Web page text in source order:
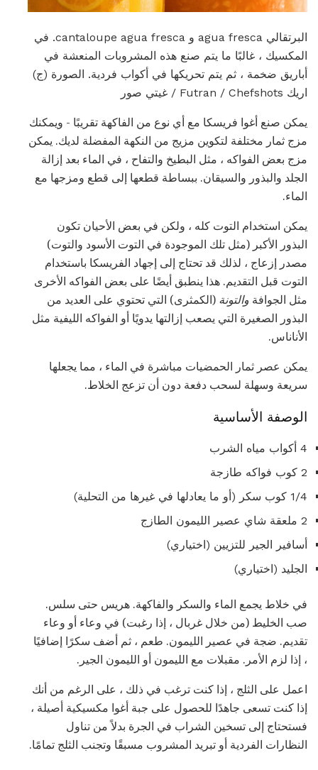
البرتقالي agua fresca و cantaloupe agua fresca. في
المكسيك ، غالبًا ما يتم صنع هذه المشروبات المنعشة في
أباريق ضخمة ، ثم يتم تحريكها في أكواب فردية. الصورة (ج)
اريك Futran / Chefshots / غيتي صور
يمكن صنع أغوا فريسكا مع أي نوع من الفاكهة تقريبًا - ويمكنك
مزج ثمار مختلفة لتكوين مزيج من النكهة المفضلة لديك. يمكن
مزج بعض الفواكه ، مثل البطيخ والتفاح ، في الماء بعد إزالة
الجلد والبذور والسيقان. ببساطة قطعها إلى قطع ومزجها مع
الماء.
يمكن استخدام التوت كله ، ولكن في بعض الأحيان تكون
البذور الأكبر (مثل تلك الموجودة في التوت الأسود والتوت)
مصدر إزعاج ، لذلك قد تحتاج إلى إجهاد الفريسكا باستخدام
التوت قبل التقديم. هذا ينطبق أيضًا على بعض الفواكه الأخرى
مثل الجوافة والتونة (الكمثرى) التي تحتوي على العديد من
البذور الصغيرة التي يصعب إزالتها يدويًا أو الفواكه الليفية مثل
الأناناس.
يمكن عصر ثمار الحمضيات مباشرة في الماء ، مما يجعلها
سريعة وسهلة لسحب دفعة دون أن تزعج الخلاط.
الوصفة الأساسية
4 أكواب مياه الشرب
2 كوب فواكه طازجة
1/4 كوب سكر (أو ما يعادلها في غيرها من التحلية)
2 ملعقة شاي عصير الليمون الطازج
أسافير الجير للتزيين (اختياري)
الجليد (اختياري)
في خلاط يجمع الماء والسكر والفاكهة. هريس حتى سلس.
صب الخليط (من خلال غربال ، إذا رغبت) في وعاء أو وعاء
تقديم. ضجة في عصير الليمون. طعم ، ثم أضف سكرًا إضافيًا
، إذا لزم الأمر. مقبلات مع الليمون أو الليمون الجير.
اعمل على الثلج ، إذا كنت ترغب في ذلك ، على الرغم من أنك
إذا كنت تسعى جاهدًا للحصول على جبة أغوا مكسيكية أصيلة ،
فستحتاج إلى تسخين الشراب في الجرة بدلاً من تناول
النظارات الفردية أو تبريد المشروب مسبقًا وتجنب الثلج تمامًا.